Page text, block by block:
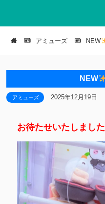
アミューズ NEW
NEW
アミューズ 2025年12月19日
お待たせいたしました